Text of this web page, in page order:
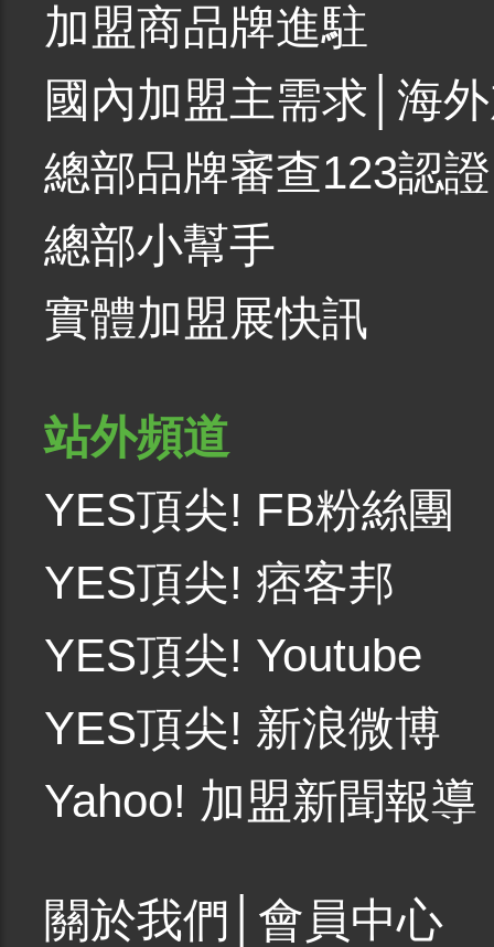
加盟商品牌進駐
國內加盟主需求 海
總部品牌審查123認證
總部小幫手
實體加盟展快訊
站外頻道
YES頂尖! FB粉絲團
YES頂尖! 痞客邦
YES頂尖! Youtube
YES頂尖! 新浪微博
Yahoo! 加盟新聞報導
關於我們
會員中心